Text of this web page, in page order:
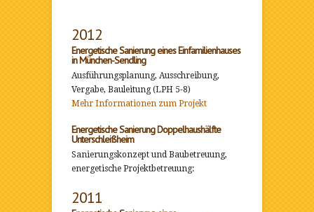
2012
Energetische Sanierung eines Einfamilienhauses
in München-Sendling
Ausführungsplanung, Ausschreibung,
Vergabe, Bauleitung (LPH 5-8)
Mehr Informationen zum Projekt
Energetische Sanierung Doppelhaushälfte
Unterschleißheim
Sanierungskonzept und Baubetreuung,
energetische Projektbetreuung:
2011